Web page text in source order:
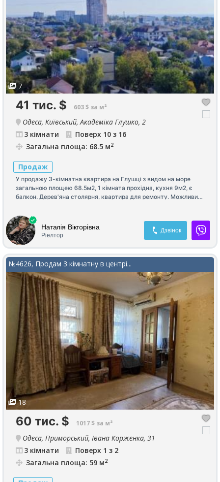
7
41 тис. $ 603 $ за м²
Одеса, Київський, Академіка Глушко, 2
3 кімнати
Поверх 10 з 16
Загальна площа: 68.5 м2
Продаж
У продажу 3-кімнатна квартира на Глушці з видом на море
загальною площею 68.5м2, 1 кімната прохідна, кухня 9м2, є
балкон. Дерев'яна столярня, квартира для ремонту. Можливий
Наталія Вікторівна
Ріелтор
Дзвінок
№4626, Продам 3 кімнатну в центрі...
18
60 тис. $ 1017 $ за м²
Одеса, Приморський, Івана Корженка, 31
3 кімнати
Поверх 1 з 2
Загальна площа: 59 м2